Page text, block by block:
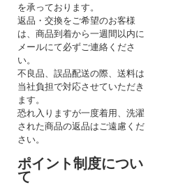
を承っております。
返品・交換をご希望のお客様
は、商品到着から一週間以内に
メールにて必ずご連絡くださ
い。
不良品、誤品配送の際、送料は
当社負担で対応させていただき
ます。
恐れ入りますが一度着用、洗濯
された商品の返品はご遠慮くだ
さい。
ポイント制度につい
て